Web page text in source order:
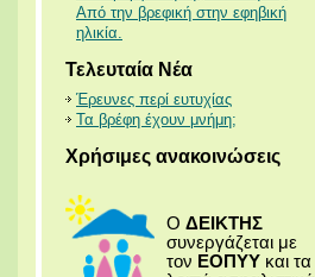
Από την βρεφική στην εφηβική
ηλικία.
Τελευταία Νέα
Έρευνες περί ευτυχίας
Τα βρέφη έχουν μνήμη;
Χρήσιμες ανακοινώσεις
Ο ΔΕΙΚΤΗΣ
συνεργάζεται με
τον ΕΟΠΥΥ και τα